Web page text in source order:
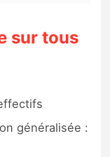
sur tous
généralisée :